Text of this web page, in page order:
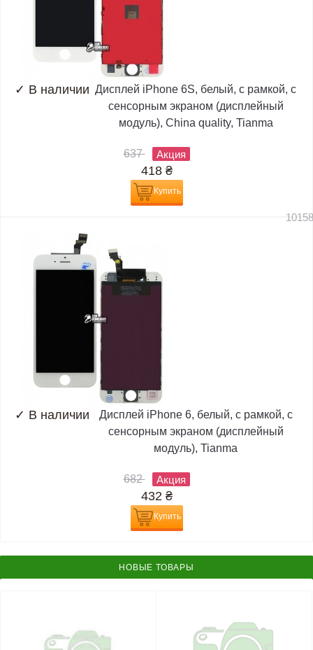
✓ В наличии Дисплей iPhone 6S, белый, с рамкой, с
сенсорным экраном (дисплейный
модуль), China quality, Tianma
637 Акция
418 ₴
Купить
✓ В наличии
Дисплей iPhone 6, белый, с рамкой, с
сенсорным экраном (дисплейный
модуль), Tianma
682 Акция
432 ₴
Купить
НОВЫЕ ТОВАРЫ